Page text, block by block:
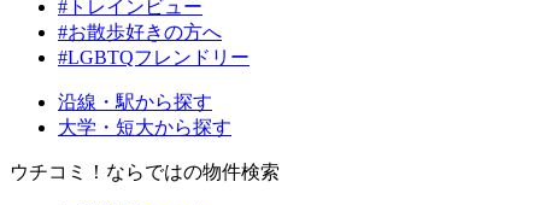
#トレインビュー
#お散歩好きの方へ
#LGBTQフレンドリー
沿線・駅から探す
大学・短大から探す
ウチコミ！ならではの物件検索